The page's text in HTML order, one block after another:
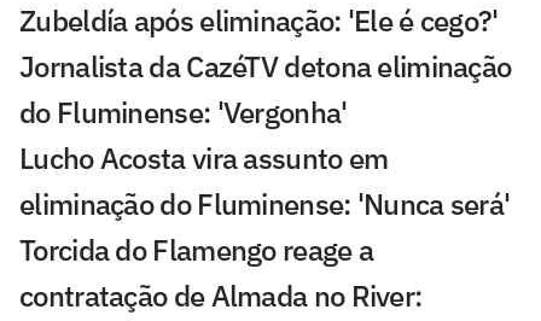
Zubeldía após eliminação: 'Ele é cego?'
Jornalista da CazéTV detona eliminação
do Fluminense: 'Vergonha'
Lucho Acosta vira assunto em
eliminação do Fluminense: 'Nunca será'
Torcida do Flamengo reage a
contratação de Almada no River: